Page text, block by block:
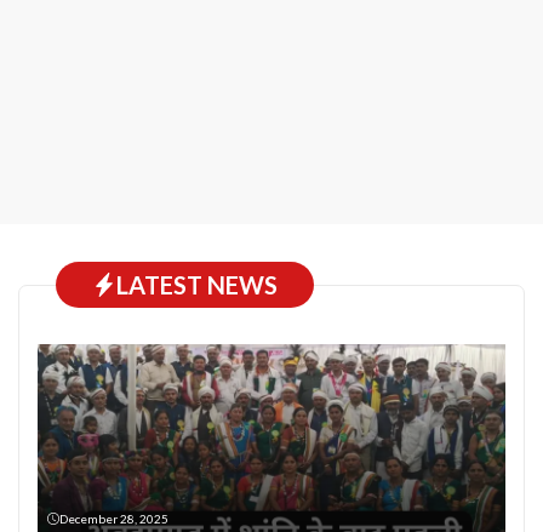
LATEST NEWS
December 28, 2025